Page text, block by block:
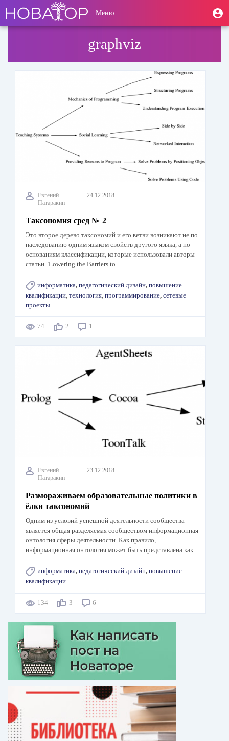
основному
User
account
Меню
graphviz
Евгений
Патаракин
24.12.2018
Таксономия сред № 2
Это второе дерево таксономий и его ветви возникают не по
наследованию одним языком свойств другого языка, а по
основаниям классификации, которые использовали авторы
статьи "Lowering the Barriers to…
информатика, педагогический дизайн, повышение
квалификации, технология, программирование, сетевые
проекты
74 2 1
Евгений
Патаракин
23.12.2018
Размораживаем образовательные политики в
ёлки таксономий
Одним из условий успешной деятельности сообщества
является общая разделяемая сообществом информационная
онтология сферы деятельности. Как правило,
информационная онтология может быть представлена как…
информатика, педагогический дизайн, повышение
квалификации
134 3 6